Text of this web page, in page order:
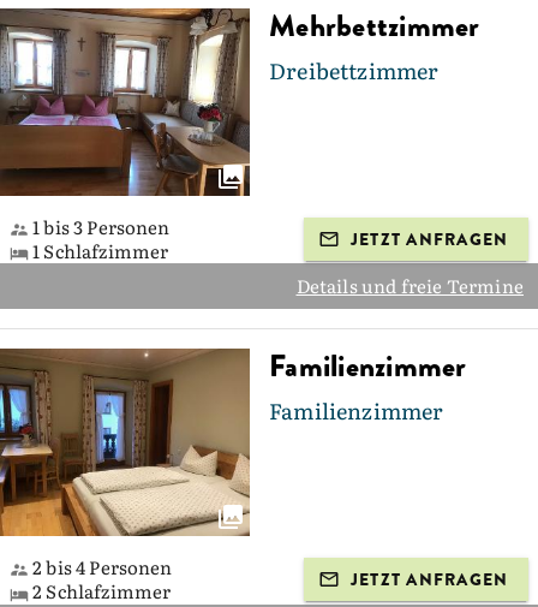
Mehrbettzimmer
Dreibettzimmer
1 bis 3 Personen
1 Schlafzimmer
JETZT ANFRAGEN
Details und freie Termine
Familienzimmer
Familienzimmer
2 bis 4 Personen
2 Schlafzimmer
JETZT ANFRAGEN